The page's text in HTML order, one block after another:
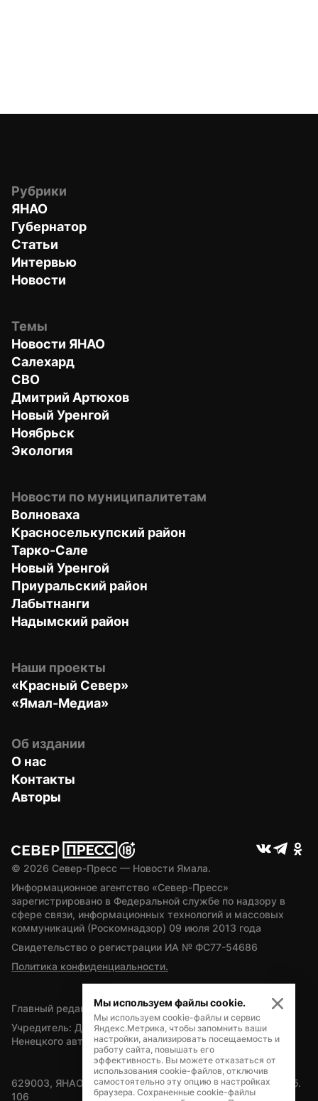
Рубрики
ЯНАО
Губернатор
Статьи
Интервью
Новости
Темы
Новости ЯНАО
Салехард
СВО
Дмитрий Артюхов
Новый Уренгой
Ноябрьск
Экология
Новости по муниципалитетам
Волноваха
Красноселькупский район
Тарко-Сале
Новый Уренгой
Приуральский район
Лабытнанги
Надымский район
Наши проекты
«Красный Север»
«Ямал-Медиа»
Об издании
О нас
Контакты
Авторы
© 2026 Север-Пресс — Новости Ямала.
Информационное агентство «Север-Пресс»
зарегистрировано в Федеральной службе по надзору в
сфере связи, информационных технологий и массовых
коммуникаций (Роскомнадзор) 09 июля 2013 года
Свидетельство о регистрации ИА № ФС77-54686
Политика конфиденциальности.
Главный редактор — А.Л. Поздеев
Учредитель: Департамент внутренней политики Ямало-
Ненецкого автономного округа
629003, ЯНАО, Салехард, мкр. Богдана Кнунянца, д.1, каб.
106
Мы используем файлы cookie.
Мы используем cookie-файлы и сервис
Яндекс.Метрика, чтобы запомнить ваши
настройки, анализировать посещаемость и
работу сайта, повышать его
эффективность. Вы можете отказаться от
использования cookie-файлов, отключив
самостоятельно эту опцию в настройках
браузера. Сохраненные cookie-файлы